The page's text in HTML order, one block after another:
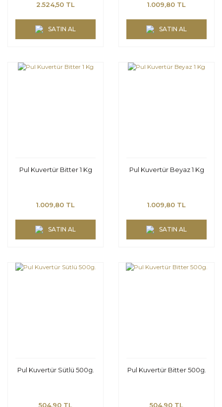
2.524,50 TL
SATIN AL
1.009,80 TL
SATIN AL
Pul Kuvertür Bitter 1 Kg
1.009,80 TL
SATIN AL
Pul Kuvertür Beyaz 1 Kg
1.009,80 TL
SATIN AL
Pul Kuvertür Sütlü 500g.
504,90 TL
Pul Kuvertür Bitter 500g.
504,90 TL